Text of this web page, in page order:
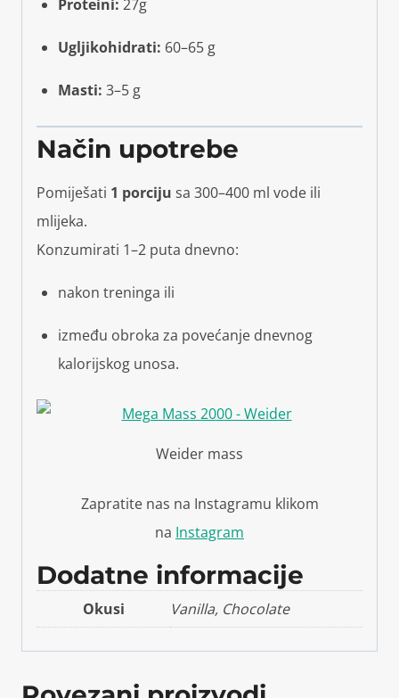
Proteini: 27g
Ugljikohidrati: 60–65 g
Masti: 3–5 g
Način upotrebe
Pomiješati 1 porciju sa 300–400 ml vode ili
mlijeka.
Konzumirati 1–2 puta dnevno:
nakon treninga ili
između obroka za povećanje dnevnog
kalorijskog unosa.
Weider mass
Zapratite nas na Instagramu klikom
na Instagram
Dodatne informacije
Okusi Vanilla, Chocolate